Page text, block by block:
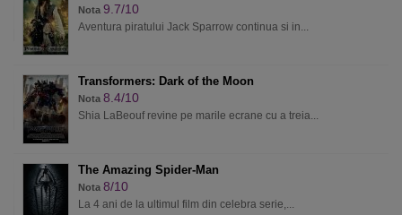
Nota 9.7/10
Aventura piratului Jack Sparrow continua si in...
Transformers: Dark of the Moon
Nota 8.4/10
Shia LaBeouf revine pe marile ecrane cu a treia...
The Amazing Spider-Man
Nota 8/10
La 4 ani de la ultimul film din celebra serie,...